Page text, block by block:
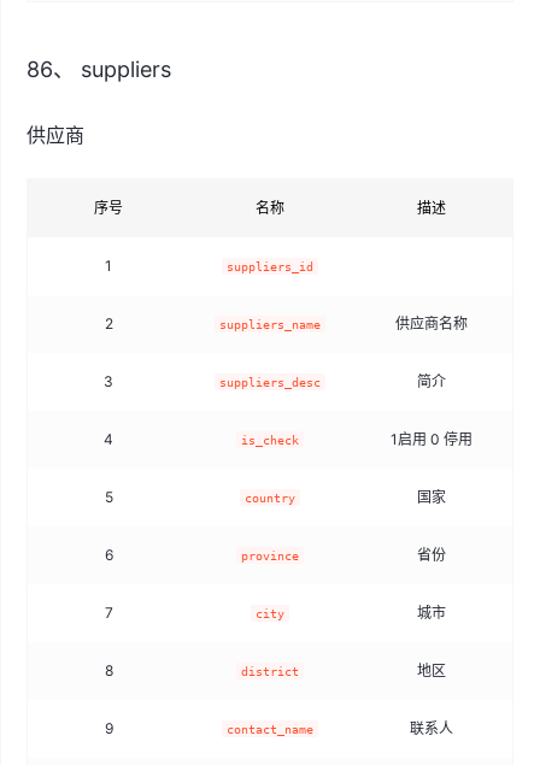
86、 suppliers
供应商
序号 名称 描述
1 suppliers_id
2 suppliers_name 供应商名称
3 suppliers_desc 简介
4 is_check 1启用 0 停用
5 country 国家
6 province 省份
7 city 城市
8 district 地区
9 contact_name 联系人